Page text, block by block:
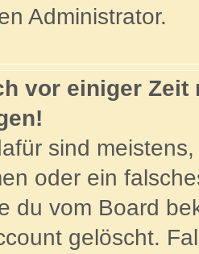
Administrator.
vor einiger
sind
oder ein
du vom Board
gelöscht.